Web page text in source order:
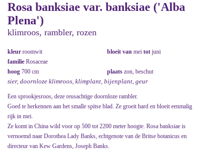
Rosa banksiae var. banksiae ('Alba
Plena')
klimroos, rambler, rozen
kleur roomwit bloeit van mei tot juni
familie Rosaceae
hoog 700 cm plaats zon, beschut
sier, doornloze klimroos, klimplant, bijenplant, geur
Een sprookjesroos, deze reusachtige doornloze rambler.
Goed te herkennen aan het smalle spitse blad. Ze groeit hard en bloeit eenmalig
rijk in mei.
Ze komt in China wild voor op 500 tot 2200 meter hoogte. Rosa banksiae is
vernoemd naar Dorothea Lady Banks, echtgenote van de Britse botanicus en
directeur van Kew Gardens, Joseph Banks.